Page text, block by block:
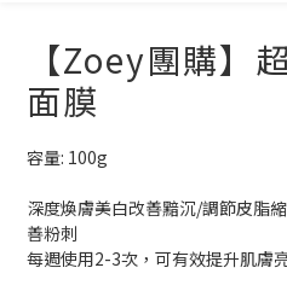
【Zoey團購】
面膜
容量: 100g
深度煥膚美白改善黯沉/調節皮脂
善粉刺
每週使用2-3次，可有效提升肌膚